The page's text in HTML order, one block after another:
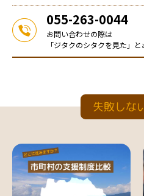
055-263-0044
お問い合わせの際は
「ジタクのシタクを見た」と
失敗しな